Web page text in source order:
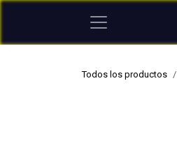
Ir al contenido
Todos los productos